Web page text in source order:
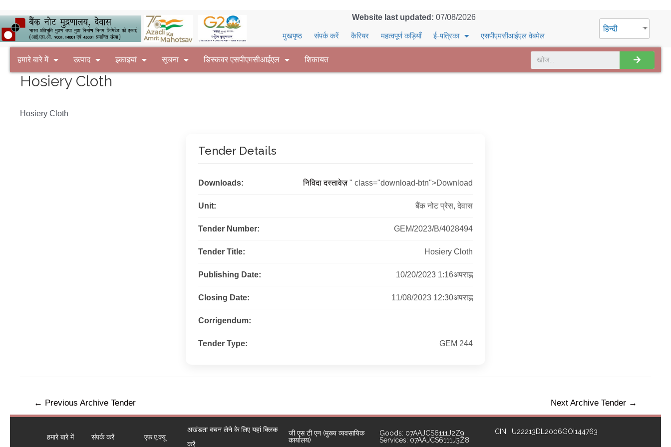
Website last updated: 07/08/2026
मुखपृष्ठ संपर्क करें कैरियर महत्वपूर्ण कड़ियाँ ई-पत्रिका एसपीएमसीआईएल वेबमेल
हिन्दी
हमारे बारे में उत्पाद इकाइयां सूचना डिस्कवर एसपीएमसीआईएल शिकायत
Hosiery Cloth
Hosiery Cloth
Tender Details
Downloads: निविदा दस्तावेज़" class="download-btn">Download
Unit: बैंक नोट प्रेस, देवास
Tender Number: GEM/2023/B/4028494
Tender Title: Hosiery Cloth
Publishing Date: 10/20/2023 1:16अपराह्न
Closing Date: 11/08/2023 12:30अपराह्न
Corrigendum:
Tender Type: GEM 244
← Previous Archive Tender Next Archive Tender →
हमारे बारे में संपर्क करें एफ.ए.क्यू
अखंडता वचन लेने के लिए यहां क्लिक
करें
जी एस टी एन (मुख्य व्यवसायिक
कार्यालय)
Goods: 07AAJCS6111J2Z9
Services: 07AAJCS6111J3Z8
CIN : U22213DL2006GOI144763